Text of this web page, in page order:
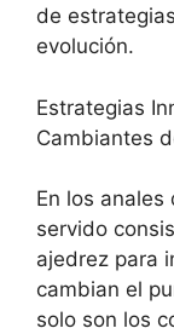
de
evolución.
Estrategias
Cambiantes
En los anales
servido
ajedrez para
cambian el
solo son los